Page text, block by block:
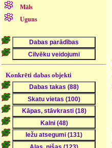
Māls
Uguns
Konkrēti dabas objekti